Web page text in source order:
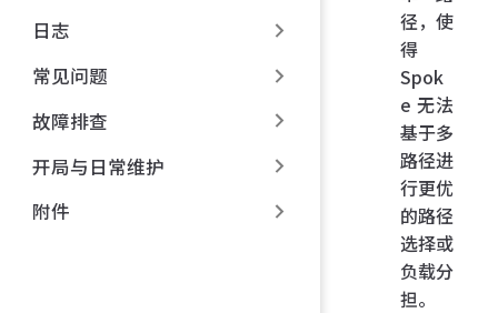
日志
常见问题
故障排查
开局与日常维护
附件
径，使
得
Spok
e 无法
基于多
路径进
行更优
的路径
选择或
负载分
担。